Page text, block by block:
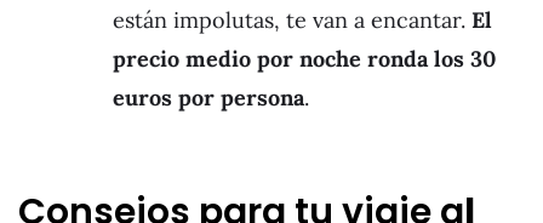
están impolutas, te van a encantar. El
precio medio por noche ronda los 30
euros por persona.
Consejos para tu viaje al